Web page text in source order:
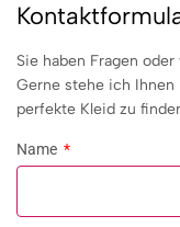
Sie haben Fragen
Gerne stehe ich Ihnen
perfekte Kleid zu
Name